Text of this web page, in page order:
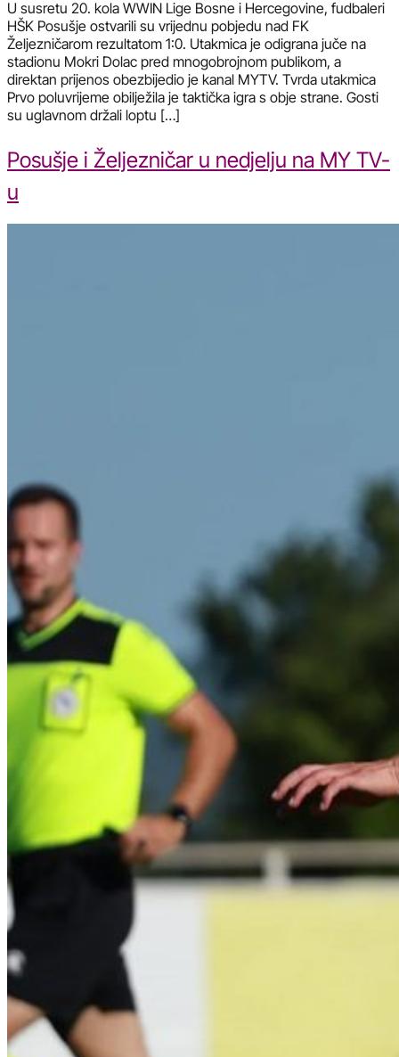
U susretu 20. kola WWIN Lige Bosne i Hercegovine, fudbaleri
HŠK Posušje ostvarili su vrijednu pobjedu nad FK
Željezničarom rezultatom 1:0. Utakmica je odigrana juče na
stadionu Mokri Dolac pred mnogobrojnom publikom, a
direktan prijenos obezbijedio je kanal MYTV. Tvrda utakmica
Prvo poluvrijeme obilježila je taktička igra s obje strane. Gosti
su uglavnom držali loptu […]
Posušje i Željezničar u nedjelju na MY TV-
u